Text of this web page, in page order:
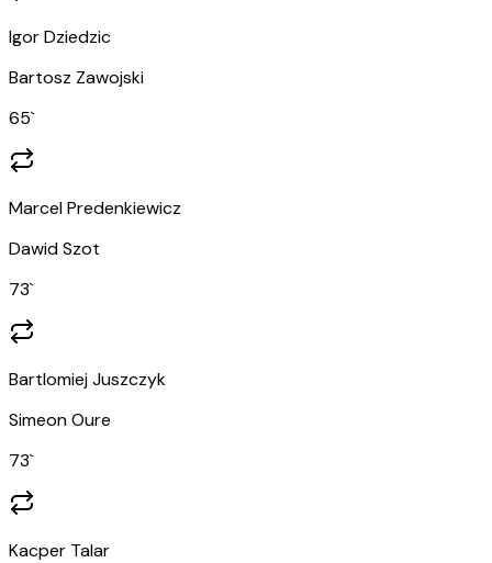
Igor Dziedzic
Bartosz Zawojski
65`
Marcel Predenkiewicz
Dawid Szot
73`
Bartlomiej Juszczyk
Simeon Oure
73`
Kacper Talar